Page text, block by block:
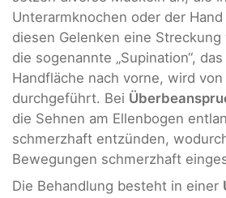
Unterarmknochen oder der
diesen Gelenken eine
die sogenannte „Supination“,
Handfläche nach vorne, wird
durchgeführt. Bei
die Sehnen am Ellenbogen
schmerzhaft entzünden,
Bewegungen schmerzhaft
Die Behandlung besteht in einer